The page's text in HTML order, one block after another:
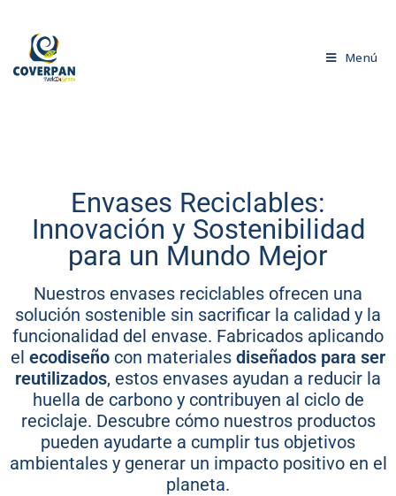
Menú
Envases Reciclables:
Innovación y Sostenibilidad
para un Mundo Mejor
Nuestros envases reciclables ofrecen una
solución sostenible sin sacrificar la calidad y la
funcionalidad del envase. Fabricados aplicando
el ecodiseño con materiales diseñados para ser
reutilizados, estos envases ayudan a reducir la
huella de carbono y contribuyen al ciclo de
reciclaje. Descubre cómo nuestros productos
pueden ayudarte a cumplir tus objetivos
ambientales y generar un impacto positivo en el
planeta.